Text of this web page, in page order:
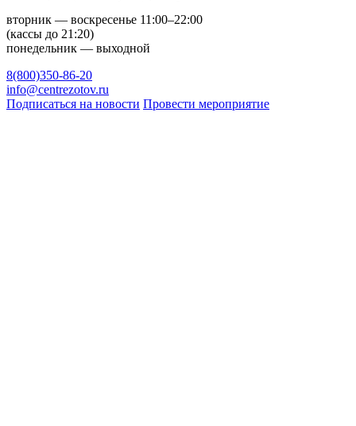
вторник — воскресенье 11:00–22:00
(кассы до 21:20)
понедельник — выходной
8(800)350-86-20
info@centrezotov.ru
Подписаться на новости Провести мероприятие